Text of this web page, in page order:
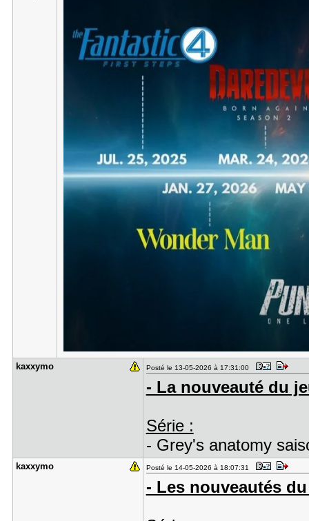
kaxxymo Posté le 13-05-2026 à 17:31:00
- La nouveauté du
Série :
- Grey's anatomy
kaxxymo Posté le 14-05-2026 à 18:07:31
- Les nouveautés